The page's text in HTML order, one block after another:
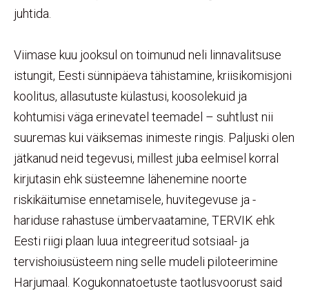
juhtida.
Viimase kuu jooksul on toimunud neli linnavalitsuse
istungit, Eesti sünnipäeva tähistamine, kriisikomisjoni
koolitus, allasutuste külastusi, koosolekuid ja
kohtumisi väga erinevatel teemadel – suhtlust nii
suuremas kui väiksemas inimeste ringis. Paljuski olen
jätkanud neid tegevusi, millest juba eelmisel korral
kirjutasin ehk süsteemne lähenemine noorte
riskikäitumise ennetamisele, huvitegevuse ja -
hariduse rahastuse ümbervaatamine, TERVIK ehk
Eesti riigi plaan luua integreeritud sotsiaal- ja
tervishoiusüsteem ning selle mudeli piloteerimine
Harjumaal. Kogukonnatoetuste taotlusvoorust said